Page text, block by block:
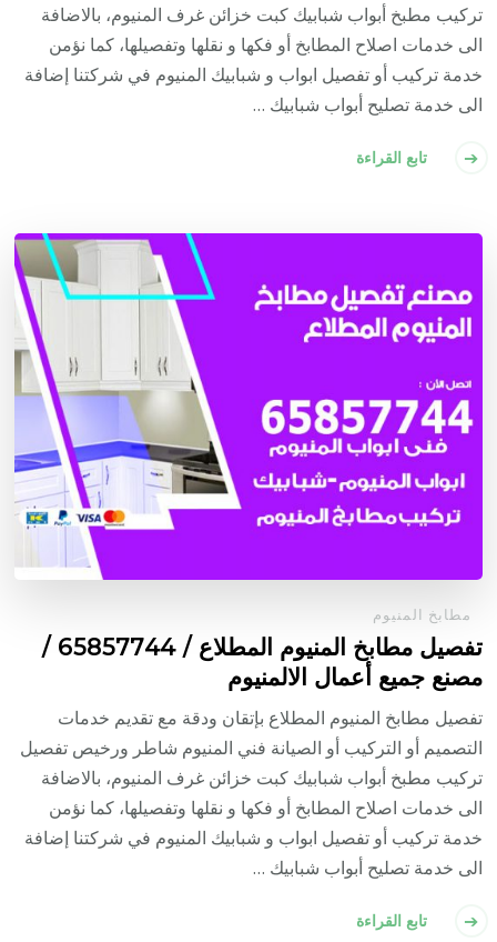
تركيب مطبخ أبواب شبابيك كبت خزائن غرف المنيوم، بالاضافة
الى خدمات اصلاح المطابخ أو فكها و نقلها وتفصيلها، كما نؤمن
خدمة تركيب أو تفصيل ابواب و شبابيك المنيوم في شركتنا إضافة
الى خدمة تصليح أبواب شبابيك …
تابع القراءة
مطابخ المنيوم
تفصيل مطابخ المنيوم المطلاع / 65857744 /
مصنع جميع أعمال الالمنيوم
تفصيل مطابخ المنيوم المطلاع بإتقان ودقة مع تقديم خدمات
التصميم أو التركيب أو الصيانة فني المنيوم شاطر ورخيص تفصيل
تركيب مطبخ أبواب شبابيك كبت خزائن غرف المنيوم، بالاضافة
الى خدمات اصلاح المطابخ أو فكها و نقلها وتفصيلها، كما نؤمن
خدمة تركيب أو تفصيل ابواب و شبابيك المنيوم في شركتنا إضافة
الى خدمة تصليح أبواب شبابيك …
تابع القراءة